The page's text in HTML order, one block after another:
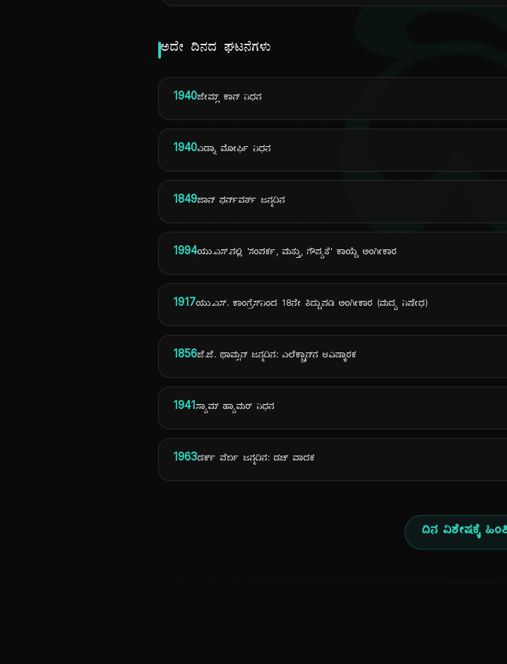
ಅದೇ ದಿನದ ಘಟನೆಗಳು
1940ಜೇಮ್ಸ್ ಕಾನ್ ನಿಧನ
1940ಎಡ್ನಾ ಮೋರ್ಫಿ ನಿಧನ
1849ಜಾನ್ ಫರ್ನ್‌ವರ್ತ್ ಜನ್ಮದಿನ
1994ಯು.ಎಸ್.ನಲ್ಲಿ 'ಸಂಪರ್ಕ, ಮತ್ತು, ಗೌಪ್ಯತೆ' ಕಾಯ್ದೆ ಅಂಗೀಕಾರ
1917ಯು.ಎಸ್. ಕಾಂಗ್ರೆಸ್‌ನಿಂದ 18ನೇ ತಿದ್ದುಪಡಿ ಅಂಗೀಕಾರ (ಮದ್ಯ ನಿಷೇಧ)
1856ಜೆ.ಜೆ. ಥಾಮ್ಸನ್ ಜನ್ಮದಿನ: ಎಲೆಕ್ಟ್ರಾನ್‌ನ ಆವಿಷ್ಕಾರಕ
1941ಸ್ಯಾಮ್ ಹ್ಯಾಮರ್ ನಿಧನ
1963ಡರ್ಕ್ ವೆರ್ಬಿ ಜನ್ಮದಿನ: ಡಚ್ ವಾದಕ
ದಿನ ವಿಶೇಷಕ್ಕೆ